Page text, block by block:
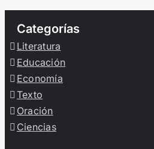
Categorías
Literatura
Educación
Economía
Texto
Oración
Ciencias